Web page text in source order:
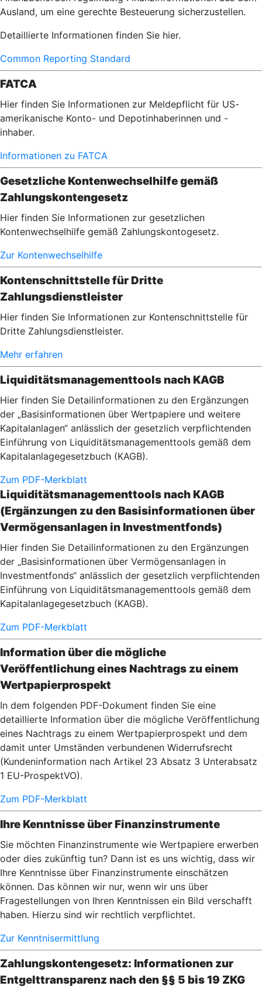
Ausland, um eine gerechte Besteuerung sicherzustellen.
Detaillierte Informationen finden Sie hier.
Common Reporting Standard
FATCA
Hier finden Sie Informationen zur Meldepflicht für US-
amerikanische Konto- und Depotinhaberinnen und -
inhaber.
Informationen zu FATCA
Gesetzliche Kontenwechselhilfe gemäß
Zahlungskontengesetz
Hier finden Sie Informationen zur gesetzlichen
Kontenwechselhilfe gemäß Zahlungskontogesetz.
Zur Kontenwechselhilfe
Kontenschnittstelle für Dritte
Zahlungsdienstleister
Hier finden Sie Informationen zur Kontenschnittstelle für
Dritte Zahlungsdienstleister.
Mehr erfahren
Liquiditätsmanagementtools nach KAGB
Hier finden Sie Detailinformationen zu den Ergänzungen
der „Basisinformationen über Wertpapiere und weitere
Kapitalanlagen“ anlässlich der gesetzlich verpflichtenden
Einführung von Liquiditätsmanagementtools gemäß dem
Kapitalanlagegesetzbuch (KAGB).
Zum PDF-Merkblatt
Liquiditätsmanagementtools nach KAGB
(Ergänzungen zu den Basisinformationen über
Vermögensanlagen in Investmentfonds)
Hier finden Sie Detailinformationen zu den Ergänzungen
der „Basisinformationen über Vermögensanlagen in
Investmentfonds“ anlässlich der gesetzlich verpflichtenden
Einführung von Liquiditätsmanagementtools gemäß dem
Kapitalanlagegesetzbuch (KAGB).
Zum PDF-Merkblatt
Information über die mögliche
Veröffentlichung eines Nachtrags zu einem
Wertpapierprospekt
In dem folgenden PDF-Dokument finden Sie eine
detaillierte Information über die mögliche Veröffentlichung
eines Nachtrags zu einem Wertpapierprospekt und dem
damit unter Umständen verbundenen Widerrufsrecht
(Kundeninformation nach Artikel 23 Absatz 3 Unterabsatz
1 EU-ProspektVO).
Zum PDF-Merkblatt
Ihre Kenntnisse über Finanzinstrumente
Sie möchten Finanzinstrumente wie Wertpapiere erwerben
oder dies zukünftig tun? Dann ist es uns wichtig, dass wir
Ihre Kenntnisse über Finanzinstrumente einschätzen
können. Das können wir nur, wenn wir uns über
Fragestellungen von Ihren Kenntnissen ein Bild verschafft
haben. Hierzu sind wir rechtlich verpflichtet.
Zur Kenntnisermittlung
Zahlungskontengesetz: Informationen zur
Entgelttransparenz nach den §§ 5 bis 19 ZKG